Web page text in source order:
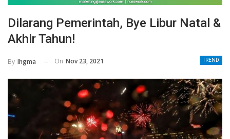
Dilarang Pemerintah, Bye Libur Natal &
Akhir Tahun!
TREND
By Ihgma On Nov 23, 2021